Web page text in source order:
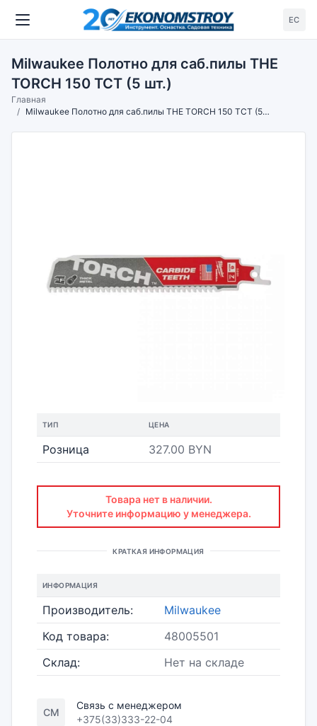
ЕС
Milwaukee Полотно для саб.пилы THE
TORCH 150 TCT (5 шт.)
Главная
Milwaukee Полотно для саб.пилы THE TORCH 150 TCT (5 шт.)
ТИП ЦЕНА
Розница 327.00 BYN
Товара нет в наличии.
Уточните информацию у менеджера.
КРАТКАЯ ИНФОРМАЦИЯ
ИНФОРМАЦИЯ
Производитель:
Milwaukee
Код товара:
48005501
Склад:
Нет на складе
СМ
Связь с менеджером
+375(33)333-22-04